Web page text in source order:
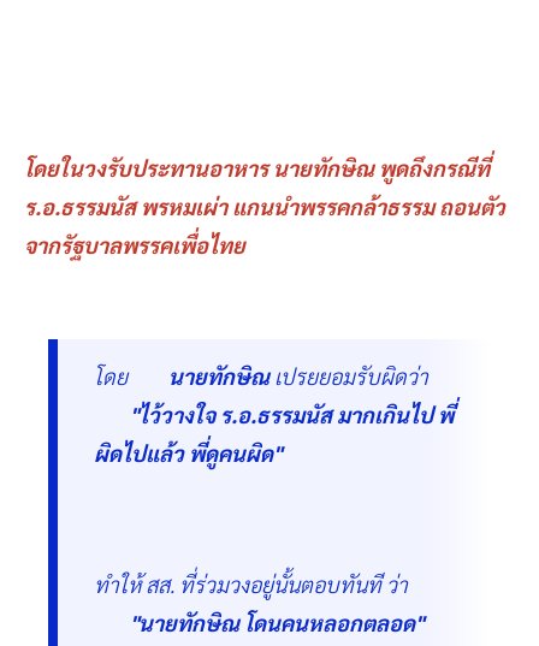
โดยในวงรับประทานอาหาร นายทักษิณ พูดถึงกรณีที่
ร.อ.ธรรมนัส พรหมเผ่า แกนนำพรรคกล้าธรรม ถอนตัว
จากรัฐบาลพรรคเพื่อไทย
โดย นายทักษิณเปรยยอมรับผิดว่า
"ไว้วางใจ ร.อ.ธรรมนัส มากเกินไป พี่
ผิดไปแล้ว พี่ดูคนผิด"
ทำให้ สส. ที่ร่วมวงอยู่นั้นตอบทันที ว่า
"นายทักษิณ โดนคนหลอกตลอด"